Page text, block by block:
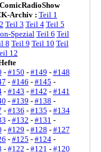
Archiv : Teil 1
Teil 3 Teil 4 Teil 5
Spezial Teil 6 Teil
8 Teil 9 Teil 10 Teil
12
- #150 - #149 - #148
- #146 - #145 -
- #143 - #142 - #141
- #139 - #138 -
- #136 - #135 - #134
- #132 - #131 -
- #129 - #128 - #127
- #125 - #124-
- #122 - #121 - #120